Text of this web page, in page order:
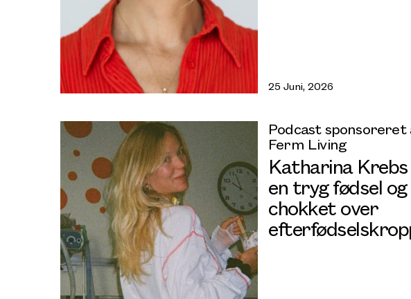
25 Juni, 2026
Podcast sponsoreret
Ferm Living
Katharina
en tryg fødsel og
chokket over